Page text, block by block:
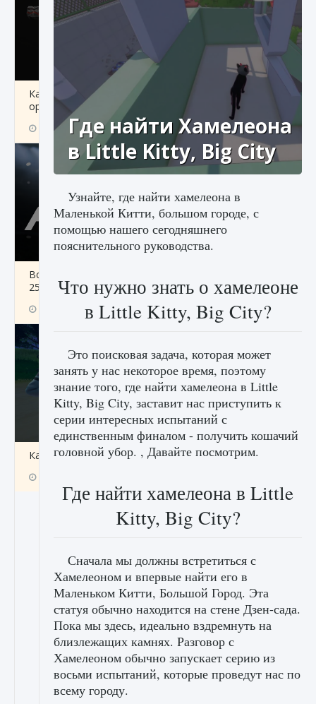
Как разблокировать чертеж счастливого
оружия в MW3 и Warzone
9 августа 2024 1 151 0 0
Все новые функции Ultimate Team в EA FC
25
9 августа 2024 1 297 0 0
Как включить чат в Fortnite
Где найти Хамелеона
в Little Kitty, Big City
Узнайте, где найти хамелеона в
Маленькой Китти, большом городе, с
помощью нашего сегодняшнего
пояснительного руководства.
Что нужно знать о хамелеоне
в Little Kitty, Big City?
Это поисковая задача, которая может
занять у нас некоторое время, поэтому
знание того, где найти хамелеона в Little
Kitty, Big City, заставит нас приступить к
серии интересных испытаний с
единственным финалом - получить кошачий
головной убор. , Давайте посмотрим.
Где найти хамелеона в Little
Kitty, Big City?
Сначала мы должны встретиться с
Хамелеоном и впервые найти его в
Маленьком Китти, Большой Город. Эта
статуя обычно находится на стене Дзен-сада.
Пока мы здесь, идеально вздремнуть на
близлежащих камнях. Разговор с
Хамелеоном обычно запускает серию из
восьми испытаний, которые проведут нас по
всему городу.